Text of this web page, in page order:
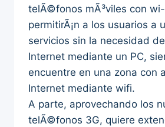
telÃ©fonos mÃ³viles con
permitirÃ¡n a los usuarios a
servicios sin la necesidad
Internet mediante un PC,
encuentre en una zona con
Internet mediante wifi.
A parte, aprovechando los
telÃ©fonos 3G, quiere